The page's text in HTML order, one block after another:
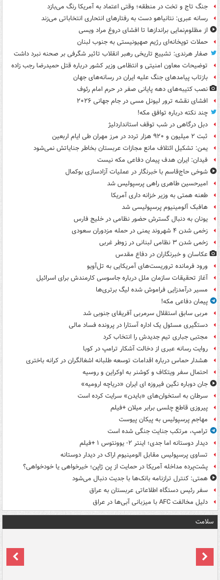
جنگ تاج و تخت در منطقه؛ وقتی اعتماد به آمریکا رنگ می‌بازد
رسانه عبری: نتانیاهو دست به رفتارهای انتحاری انتخاباتی می‌زند
از مظلوم‌نمایی براندازها تا افشای دروغ مراد ویسی
حملات توپخانه‌ای رژیم صهیونیستی به جنوب لبنان
صفار هرندی: تشییع تاریخی رهبر انقلاب تاثیر شگرفی بر صحنه نبرد داشت
توضیحات معاون امنیتی و انتظامی وزیر کشور درباره قتل حمیدرضا رجب زاده
بازتاب پیامدهای جنگ علیه ایران در رسانه‌های جهان
نصب کتیبه‌های دهه پایانی صفر در حرم امام رئوف
افشای نقشه ترور لیونل مسی در جام جهانی ۲۰۲۶
چند نکته درباره توافق مکه!
دبل درگاهی در شب توقف استانداردلیژ
ثبت ۲ میلیون و ۹۲۰ هزار تردد در مرز مهران طی ایام اربعین
یمن: تشکیل ائتلاف مانع مجازات عربستان بخاطر جنایاتش نمی‌شود
فیدان: ایران هدف پیمان دفاعی مکه نیست
شوخی حاج‌قاسم با خبرنگار در عملیات آزادسازی بوکمال
امیرحسین طاهری راهی پرسپولیس شد
طعنه همتی به وزیر خزانه داری آمریکا
هافبک آلومینیوم پرسپولیسی شد
یونان به دنبال گسترش حضور نظامی در خلیج فارس
زخمی شدن ۴ شهروند یمنی در حمله مزدوران سعودی
زخمی شدن ۳ نظامی لبنانی در زوطر غربی
عکاسان و خبرنگاران در دفاع مقدس
ورود فرمانده تروریست‌های آمریکایی به تل‌آویو
آغاز تحقیقات سازمان ملل درباره جاسوسی کارمندش برای اسرائیل
مسیر درآمدزایی فراموش شده لیگ برتری‌ها
پیمان دفاعی مکه!
مربی سابق استقلال سرمربی آفریقای جنوبی شد
دستگیری مسئول یک اداره آستارا در پرونده فساد مالی
مجتبی جباری تیم جدیدش را انتخاب کرد
روایت رسانه عبری از دخالت آشکار ترامپ در کوبا
هشدار حماس درباره اقدامات توسعه طلبانه اشغالگران در کرانه باختری
احتمال سفر ویتکاف و کوشنر به اوکراین و روسیه
جان دوباره نگین فیروزه ای ایران «دریاچه ارومیه»
سرطان به استخوان‌های «بایدن» سرایت کرده است
پیروزی قاطع چلسی برابر میلان +فیلم
مهاجم پرسپولیس به پیکان پیوست
ترامپ، مرتکب جنایت جنگی شده است
دیدار دوستانه اما جدی؛ اینتر ۲- یوونتوس ۱ +فیلم
تساوی پرسپولیس مقابل الومینیوم اراک در دیدار دوستانه
پشت‌پرده مداخله آمریکا در حمایت از یِن ژاپن؛ خیرخواهی یا خودخواهی؟
همتی: کنترل ترازنامه بانک‌ها با جدیت دنبال می‌شود
سفر رئیس دستگاه اطلاعاتی عربستان به عراق
دلیل مخالفت AFC با میزبانی آبی‌ها در عراق
سلامت